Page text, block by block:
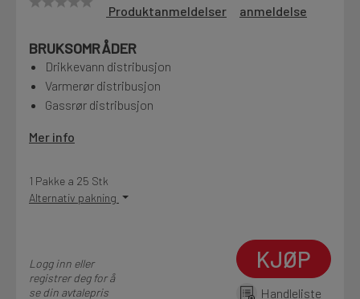
Finn butikk
Kontakt og åpningstider
Kontakt
Produktanmeldelser
anmeldelse
BRUKSOMRÅDER
Drikkevann distribusjon
Varmerør distribusjon
Gassrør distribusjon
Mer info
1 Pakke a 25 Stk
Alternativ pakning
Logg inn eller
registrer deg for å
se din avtalepris
KJØP
Handleliste